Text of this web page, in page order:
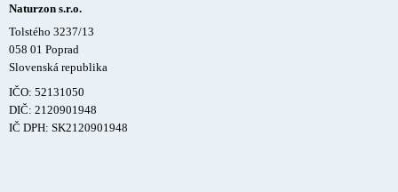
Naturzon s.r.o.
Tolstého 3237/13
058 01 Poprad
Slovenská republika
IČO: 52131050
DIČ: 2120901948
IČ DPH: SK2120901948